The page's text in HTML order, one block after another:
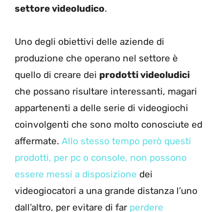
settore videoludico.
Uno degli obiettivi delle aziende di
produzione che operano nel settore è
quello di creare dei prodotti videoludici
che possano risultare interessanti, magari
appartenenti a delle serie di videogiochi
coinvolgenti che sono molto conosciute ed
affermate. Allo stesso tempo però questi
prodotti, per pc o console, non possono
essere messi a disposizione dei
videogiocatori a una grande distanza l’uno
dall’altro, per evitare di far perdere